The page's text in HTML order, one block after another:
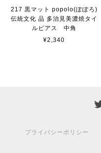
217 黒マット popolo(ぽぽろ)
伝統文化 品 多治見美濃焼タイ
ルピアス 中角
¥2,340
プライバシーポリシー